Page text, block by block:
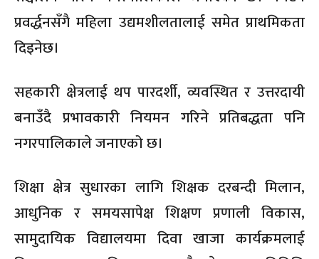
प्रवर्द्धनसँगै महिला उद्यमशीलतालाई समेत प्राथमिकता
दिइनेछ।
सहकारी क्षेत्रलाई थप पारदर्शी, व्यवस्थित र उत्तरदायी
बनाउँदै प्रभावकारी नियमन गरिने प्रतिबद्धता पनि
नगरपालिकाले जनाएको छ।
शिक्षा क्षेत्र सुधारका लागि शिक्षक दरबन्दी मिलान,
आधुनिक र समयसापेक्ष शिक्षण प्रणाली विकास,
सामुदायिक विद्यालयमा दिवा खाजा कार्यक्रमलाई